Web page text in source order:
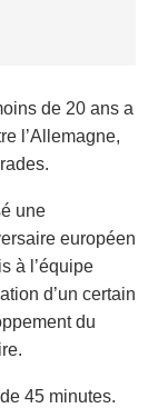
de 20 ans a
l’Allemagne,
une
européen
à l’équipe
d’un certain
du
45 minutes.